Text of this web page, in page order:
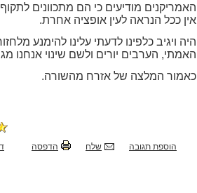
האמריקנים מודיעים כי הם מתכוונים
אין ככל הנראה לעין אופציה אחרת.
האמתי, הערבים יורים ולשם שינוי אנחנו
כאמור המלצה של אזרח מהשורה.
הוספת תגובה שלח הדפסה